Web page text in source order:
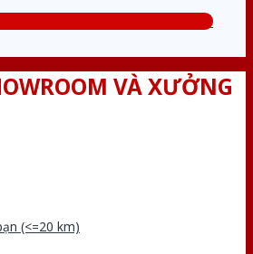
đài tư vấn miễn phí: 0824.400.400
VÀ XƯỞNG
(<=20 km)